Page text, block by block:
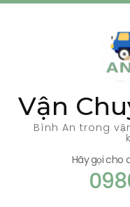
Bỏ
dungVận
Bình An trong
Hãy gọi cho